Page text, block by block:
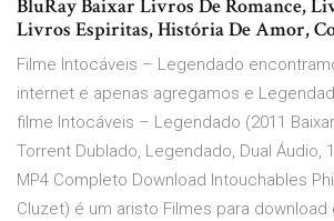
BluRay Baixar Livros De Romance,
Livros Espiritas, História De Amor,
Filme Intocáveis – Legendado
internet e apenas agregamos e
filme Intocáveis – Legendado (2011
Torrent Dublado, Legendado, Dual Áudio,
MP4 Completo Download Intouchables
Cluzet) é um aristo Filmes para download